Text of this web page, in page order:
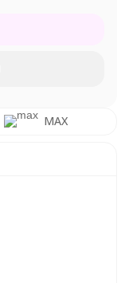
MAX